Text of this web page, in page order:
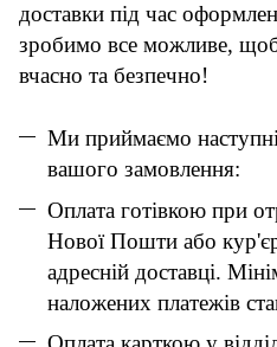
доставки під час
зробимо все можливе,
вчасно та безпечно!
Ми приймаємо
вашого замовлення:
Оплата готівкою при
Нової Пошти або
адресній доставці.
наложених платежів